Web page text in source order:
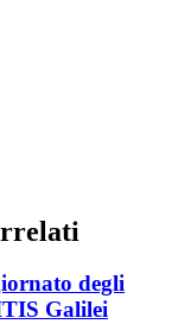
degli
Galilei